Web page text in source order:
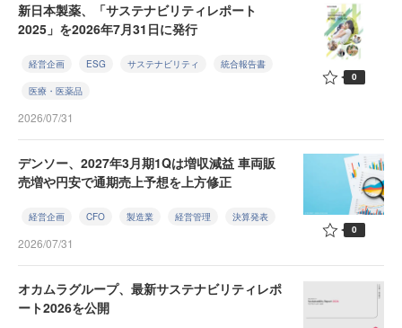
新日本製薬、「サステナビリティレポート
2025」を2026年7月31日に発行
経営企画 ESG サステナビリティ 統合報告書
医療・医薬品
2026/07/31
0
デンソー、2027年3月期1Qは増収減益 車両販
売増や円安で通期売上予想を上方修正
経営企画 CFO 製造業 経営管理 決算発表
2026/07/31
0
オカムラグループ、最新サステナビリティレポ
ート2026を公開